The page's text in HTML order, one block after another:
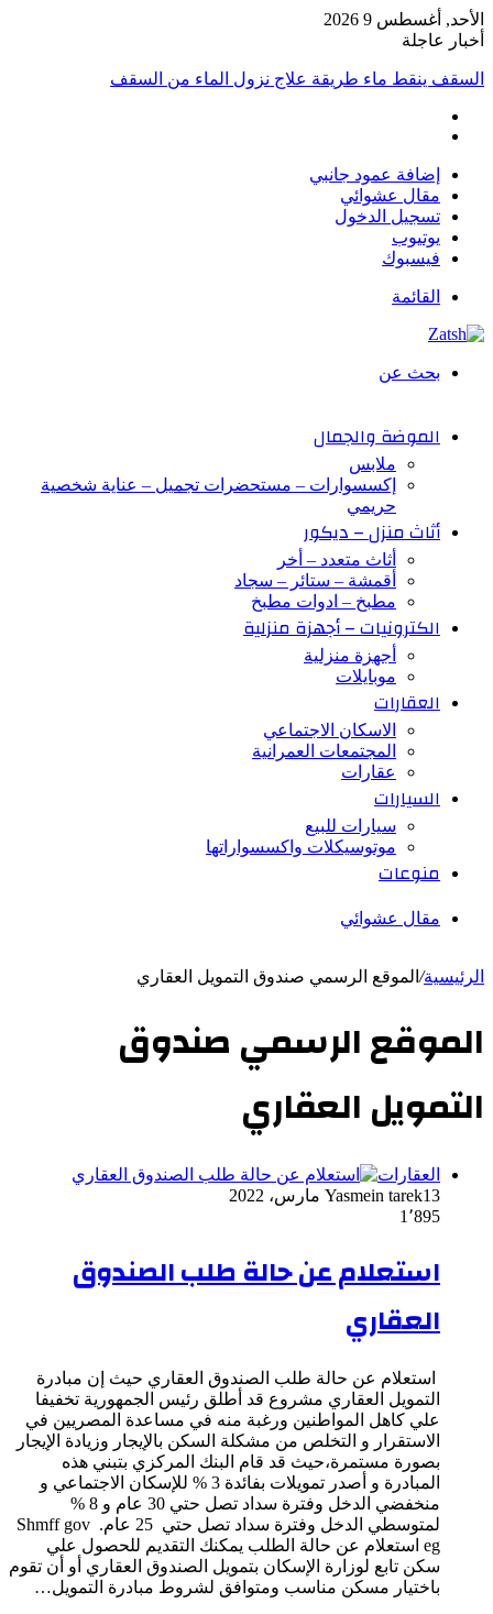
الأحد, أغسطس 9 2026
أخبار عاجلة
السقف ينقط ماء طريقة علاج نزول الماء من السقف
إضافة عمود جانبي
مقال عشوائي
تسجيل الدخول
يوتيوب
فيسبوك
القائمة
بحث عن
الموضة والجمال
ملابس
إكسسوارات – مستحضرات تجميل – عناية شخصية
حريمي
أثاث منزل – ديكور
أثاث متعدد – أخر
أقمشة – ستائر – سجاد
مطبخ – ادوات مطبخ
الكترونيات – أجهزة منزلية
أجهزة منزلية
موبايلات
العقارات
الاسكان الاجتماعي
المجتمعات العمرانية
عقارات
السيارات
سيارات للبيع
موتوسيكلات واكسسواراتها
منوعات
مقال عشوائي
الرئيسية/ الموقع الرسمي صندوق التمويل العقاري
الموقع الرسمي صندوق
التمويل العقاري
العقارات
Yasmein tarek13 مارس، 2022
1٬895
استعلام عن حالة طلب الصندوق
العقاري
استعلام عن حالة طلب الصندوق العقاري حيث إن مبادرة
التمويل العقاري مشروع قد أطلق رئيس الجمهورية تخفيفا
علي كاهل المواطنين ورغبة منه في مساعدة المصريين في
الاستقرار و التخلص من مشكلة السكن بالإيجار وزيادة الإيجار
بصورة مستمرة،حيث قد قام البنك المركزي بتبني هذه
المبادرة و أصدر تمويلات بفائدة 3 % للإسكان الاجتماعي و
منخفضي الدخل وفترة سداد تصل حتي 30 عام و 8 %
لمتوسطي الدخل وفترة سداد تصل حتي 25 عام. Shmff gov
eg استعلام عن حالة الطلب يمكنك التقديم للحصول علي
سكن تابع لوزارة الإسكان بتمويل الصندوق العقاري أو أن تقوم
باختيار مسكن مناسب ومتوافق لشروط مبادرة التمويل…